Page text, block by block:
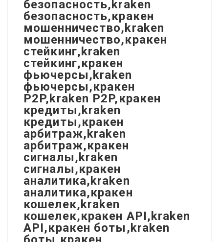
безопасность,kraken
безопасность,кракен
мошенничество,kraken
мошенничество,кракен
стейкинг,kraken
стейкинг,кракен
фьючерсы,kraken
фьючерсы,кракен
P2P,kraken P2P,кракен
кредиты,kraken
кредиты,кракен
арбитраж,kraken
арбитраж,кракен
сигналы,kraken
сигналы,кракен
аналитика,kraken
аналитика,кракен
кошелек,kraken
кошелек,кракен API,kraken
API,кракен боты,kraken